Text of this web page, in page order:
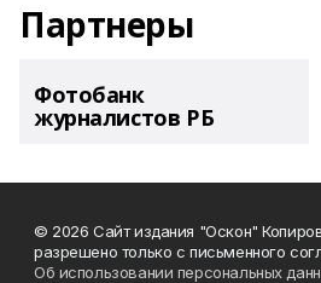
Партнеры
Фотобанк
журналистов РБ
© 2026 Сайт издания "Оскон"
разрешено только с письменного
Об использовании персональных